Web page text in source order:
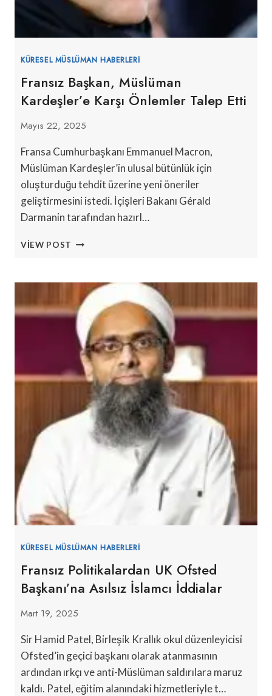
KÜRESEL MÜSLÜMAN HABERLERI
Fransız Başkan, Müslüman
Kardeşler’e Karşı Önlemler Talep Etti
Mayıs 22, 2025
Fransa Cumhurbaşkanı Emmanuel Macron,
Müslüman Kardeşler’in ulusal bütünlük için
oluşturduğu tehdit üzerine yeni öneriler
geliştirmesini istedi. İçişleri Bakanı Gérald
Darmanin tarafından hazırl…
VIEW POST FRANSIZ
KARŞI
ÖNLEMLER
TALEP
ETTI
KÜRESEL MÜSLÜMAN HABERLERI
Fransız Politikalardan UK Ofsted
Başkanı’na Asılsız İslamcı İddialar
Mart 19, 2025
Sir Hamid Patel, Birleşik Krallık okul düzenleyicisi
Ofsted’in geçici başkanı olarak atanmasının
ardından ırkçı ve anti-Müslüman saldırılara maruz
kaldı. Patel, eğitim alanındaki hizmetleriyle t…